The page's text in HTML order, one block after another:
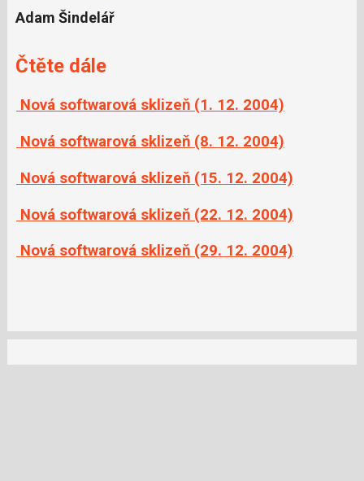
Adam Šindelář
Čtěte dále
Nová softwarová sklizeň (1. 12. 2004)
Nová softwarová sklizeň (8. 12. 2004)
Nová softwarová sklizeň (15. 12. 2004)
Nová softwarová sklizeň (22. 12. 2004)
Nová softwarová sklizeň (29. 12. 2004)